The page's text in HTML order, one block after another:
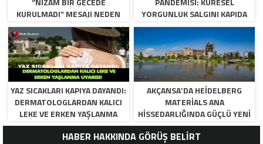
KURULMADI” MESAJI NEDEN
VIRAL OLDU?
YORGUNLUK SALGINI KAPIDA
YAZ SICAKLARI KAPIYA DAYANDI:
DERMATOLOGLARDAN KALICI
LEKE VE ERKEN YAŞLANMA
UYARISI!
AKÇANSA’DA HEIDELBERG
MATERIALS ANA
HISSEDARLIĞINDA GÜÇLÜ YENI
DÖNEM BAŞLIYOR
HABER HAKKINDA GÖRÜŞ BELİRT